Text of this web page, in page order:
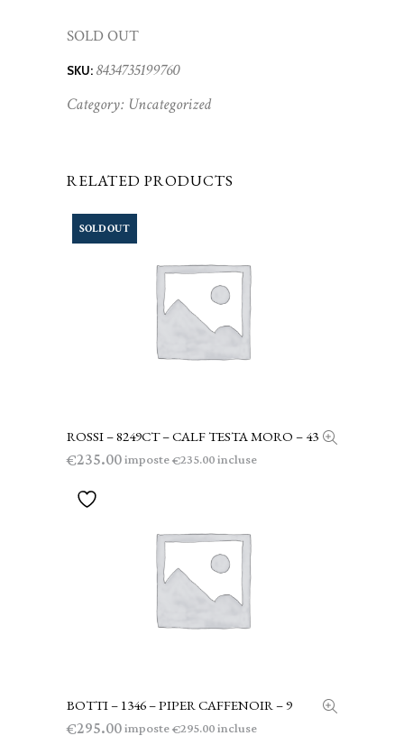
SOLD OUT
SKU: 8434735199760
Category: Uncategorized
RELATED PRODUCTS
SOLD OUT
LEGGI TUTTO
ROSSI – 8249CT – CALF TESTA MORO – 43
€235.00imposte€235.00incluse
AGGIUNGI AL CARRELLO
BOTTI – 1346 – PIPER CAFFENOIR – 9
€295.00imposte€295.00incluse